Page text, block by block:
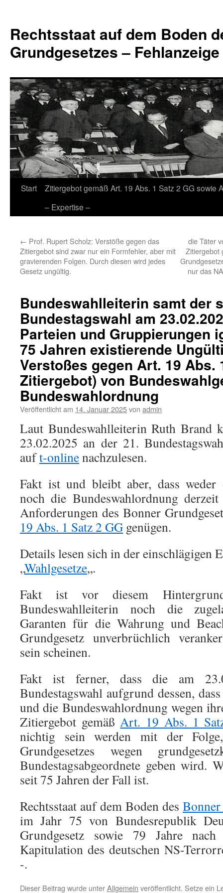
springen
Rechtsstaat auf dem Boden
Grundgesetzes –
Start
Zitiergebot gemäß Art. 19 Abs. 1 Satz 2 GG sowie
– Expertise –
← Prof. Rupert Scholz: Verstöße gegen das
Zitiergebot sind zwar nur ein Formfehler, aber mit
gravierenden Folgen. Durch diesen wird jedes
Gesetz ungültig.
die Täter
Zitiergebot
nur das
Bundeswahlleiterin samt der
Bundestagswahl am
Parteien und Gruppierungen
75 Jahren existierende
Verstoßes gegen Art. 19 Abs.
Zitiergebot) von
Bundeswahlordnung
Veröffentlicht am 14. Januar 2025von admin
Laut Bundeswahlleiterin Ruth Brand
23.02.2025 an der 21.
auft-onlinenachzulesen.
Fakt ist und bleibt aber, dass weder
noch die Bundeswahlordnung
Anforderungen des Bonner
19 Abs. 1 Satz 2 GG genügen.
Details lesen sich in der einschlägigen
„Wahlgesetze„.
Fakt ist vor diesem
Bundeswahlleiterin noch die
Garanten für die Wahrung und
Grundgesetz unverbrüchlich
sein scheinen.
Fakt ist ferner, dass die am
Bundestagswahl aufgrund dessen,
und die Bundeswahlordnung wegen
Zitiergebot gemäßArt. 19 Abs. 1
nichtig sein werden mit der
Grundgesetzes wegen
Bundestagsabgeordnete geben wird.
seit 75 Jahren der Fall ist.
Rechtsstaat auf dem Boden des Bonner
im Jahr 75 von Bundesrepublik
Grundgesetz sowie 79 Jahre nach
Kapitulation des deutschen NS-
-.
Dieser Beitrag wurde unterAllgemein veröffentlicht. Setze ein